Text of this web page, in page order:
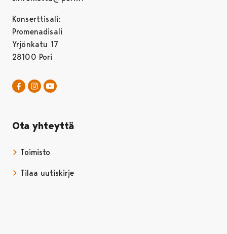
Konserttisali:
Promenadisali
Yrjönkatu 17
28100 Pori
Pori Sinfonietta Facebookissa
Avautuu uudessa välilehdessä
Pori Sinfonietta Instagrammissa
Avautuu uudessa välilehdessä
Ota yhteyttä
Toimisto
Tilaa uutiskirjeAvautuu uudessa välilehdessä